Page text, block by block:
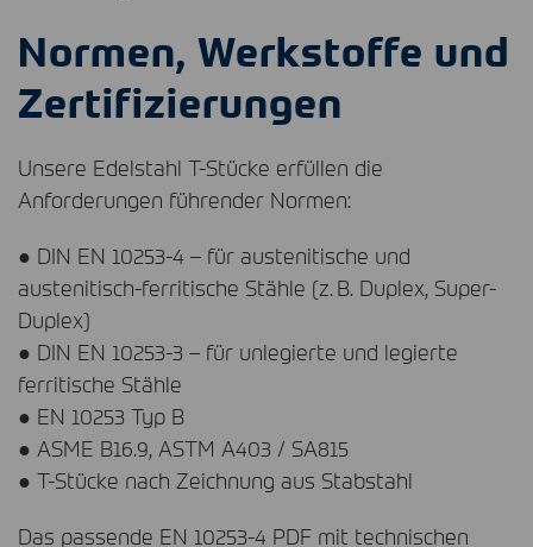
Normen, Werkstoffe und
Zertifizierungen
Unsere Edelstahl T-Stücke erfüllen die
Anforderungen führender Normen:
● DIN EN 10253-4 – für austenitische und
austenitisch-ferritische Stähle (z. B. Duplex, Super-
Duplex)
● DIN EN 10253-3 – für unlegierte und legierte
ferritische Stähle
● EN 10253 Typ B
● ASME B16.9, ASTM A403 / SA815
● T-Stücke nach Zeichnung aus Stabstahl
Das passende EN 10253-4 PDF mit technischen